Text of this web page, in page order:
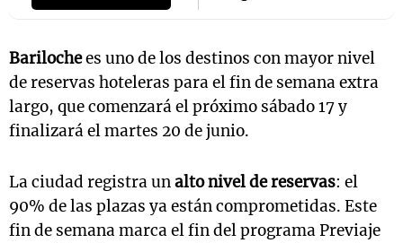
Barilochees uno de los destinos con mayor nivel
de reservas hoteleras para el fin de semana extra
largo, que comenzará el próximo sábado 17 y
finalizará el martes 20 de junio.
La ciudad registra unalto nivel de reservas: el
90% de las plazas ya están comprometidas. Este
fin de semana marca el fin del programa Previaje